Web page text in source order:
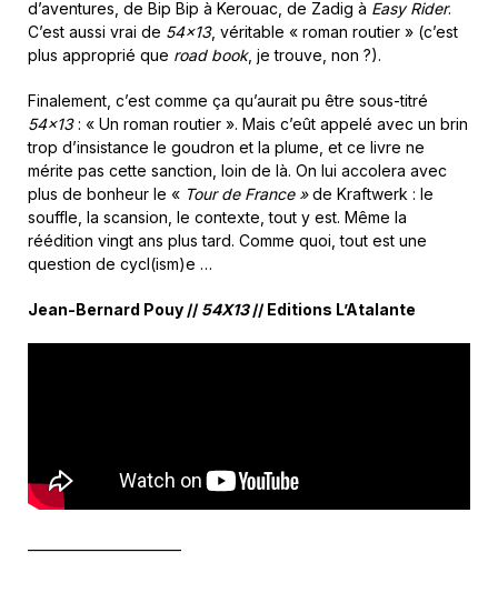
d’aventures, de Bip Bip à Kerouac, de Zadig à Easy Rider.
C’est aussi vrai de 54×13, véritable « roman routier » (c’est
plus approprié que road book, je trouve, non ?).
Finalement, c’est comme ça qu’aurait pu être sous-titré
54×13: « Un roman routier ». Mais c’eût appelé avec un brin
trop d’insistance le goudron et la plume, et ce livre ne
mérite pas cette sanction, loin de là. On lui accolera avec
plus de bonheur le « Tour de France »de Kraftwerk : le
souffle, la scansion, le contexte, tout y est. Même la
réédition vingt ans plus tard. Comme quoi, tout est une
question de cycl(ism)e …
Jean-Bernard Pouy // 54X13// Editions L’Atalante